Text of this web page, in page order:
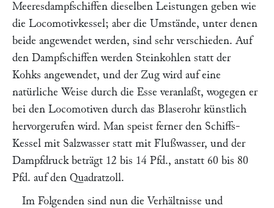
Meeresdampfschiffen dieselben Leistungen geben wie
die Locomotivkessel; aber die Umstände, unter denen
beide angewendet werden, sind sehr verschieden. Auf
den Dampfschiffen werden Steinkohlen statt der
Kohks angewendet, und der Zug wird auf eine
natürliche Weise durch die Esse veranlaßt, wogegen er
bei den Locomotiven durch das Blaserohr künstlich
hervorgerufen wird. Man speist ferner den Schiffs-
Kessel mit Salzwasser statt mit Flußwasser, und der
Dampfdruck beträgt 12 bis 14 Pfd., anstatt 60 bis 80
Pfd. auf den Quadratzoll.
Im Folgenden sind nun die Verhältnisse und